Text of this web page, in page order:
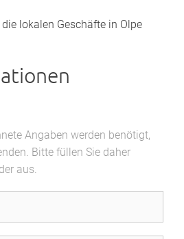
lokalen Geschäfte in Olpe
Angaben werden benötigt,
Bitte füllen Sie daher
aus.